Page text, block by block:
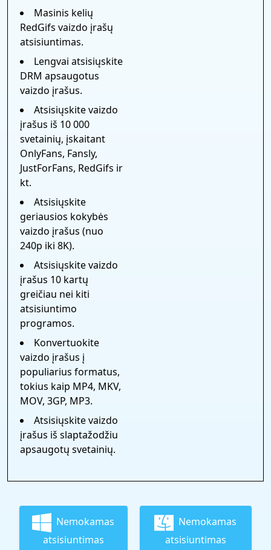
Masinis kelių
RedGifs vaizdo įrašų
atsisiuntimas.
Lengvai atsisiųskite
DRM apsaugotus
vaizdo įrašus.
Atsisiųskite vaizdo
įrašus iš 10 000
svetainių, įskaitant
OnlyFans, Fansly,
JustForFans, RedGifs ir
kt.
Atsisiųskite
geriausios kokybės
vaizdo įrašus (nuo
240p iki 8K).
Atsisiųskite vaizdo
įrašus 10 kartų
greičiau nei kiti
atsisiuntimo
programos.
Konvertuokite
vaizdo įrašus į
populiarius formatus,
tokius kaip MP4, MKV,
MOV, 3GP, MP3.
Atsisiųskite vaizdo
įrašus iš slaptažodžiu
apsaugotų svetainių.
Nemokamas
atsisiuntimas
Nemokamas
atsisiuntimas